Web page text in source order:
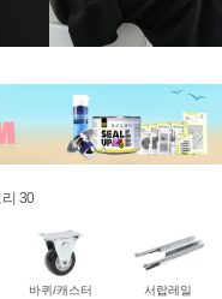
30
바퀴/캐스터 서랍레일